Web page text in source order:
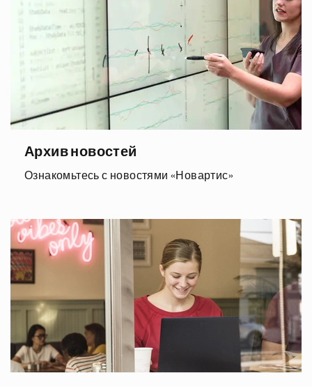
Архив новостей
Ознакомьтесь с новостями «Новартис»